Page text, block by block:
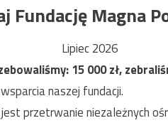
Fundację Magna
Lipiec 2026
15 000zł,
naszej fundacji.
przetrwanie niezależnych